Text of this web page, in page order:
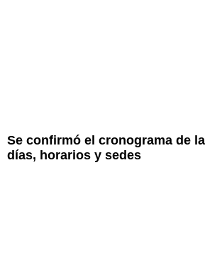
Se confirmó el cronograma de
días, horarios y sedes